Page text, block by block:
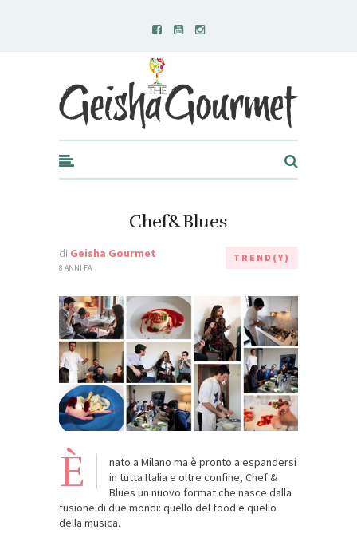
Geisha Gourmet
Chef&Blues
di Geisha Gourmet
8 ANNI FA
TREND(Y)
È
nato a Milano ma è pronto a espandersi
in tutta Italia e oltre confine, Chef &
Blues un nuovo format che nasce dalla
fusione di due mondi: quello del food e quello
della musica.